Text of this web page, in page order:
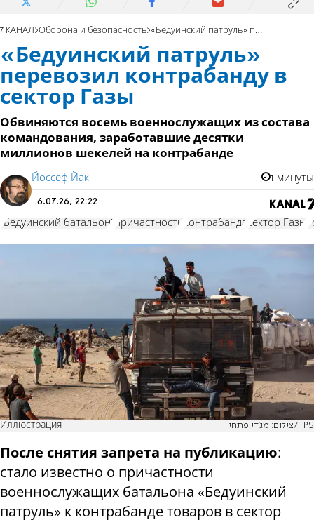
7 КАНАЛ Оборона и безопасность «Бедуинский патруль» перевозил контрабанду в сектор Газы
«Бедуинский патруль»
перевозил контрабанду в
сектор Газы
Обвиняются восемь военнослужащих из состава
командования, заработавшие десятки
миллионов шекелей на контрабанде
Йоссеф Йак 1 минуты
6.07.26, 22:22
"Бедуинский батальон" причастность контрабанда сектор Газы
Иллюстрация צילום: מג'די פתחי/TPS
После снятия запрета на публикацию:
стало известно о причастности
военнослужащих батальона «Бедуинский
патруль» к контрабанде товаров в сектор